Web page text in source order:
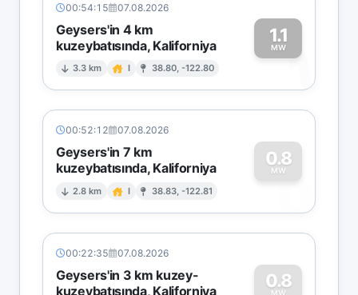
00:54:15 07.08.2026
Geysers'in 4 km
kuzeybatısında, Kaliforniya
3.3 km I 38.80, -122.80
1.1
MW1
00:52:12 07.08.2026
Geysers'in 7 km
kuzeybatısında, Kaliforniya
2.8 km I 38.83, -122.81
0.8
MW
0
00:22:35 07.08.2026
Geysers'in 3 km kuzey-
kuzeybatısında, Kaliforniya
0.8
MW